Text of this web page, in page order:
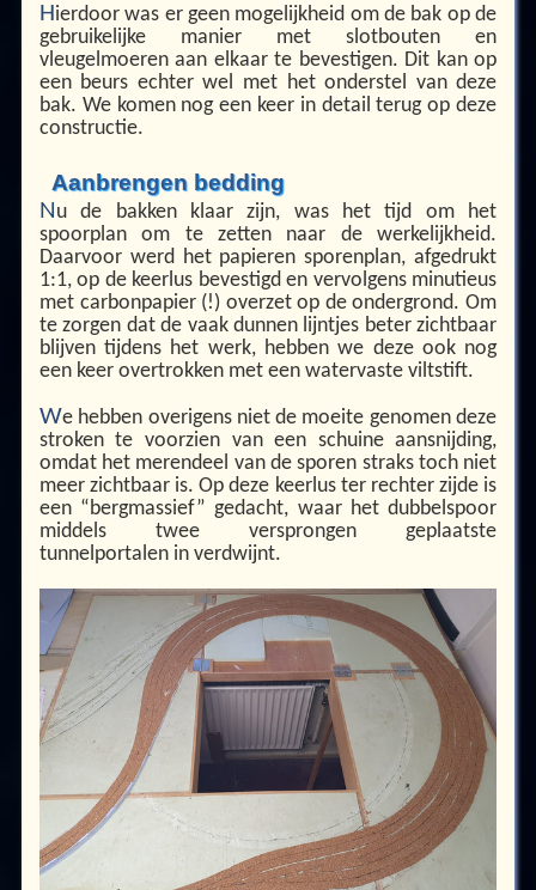
Hierdoor was er geen mogelijkheid om de bak op de
gebruikelijke manier met slotbouten en
vleugelmoeren aan elkaar te bevestigen. Dit kan op
een beurs echter wel met het onderstel van deze
bak. We komen nog een keer in detail terug op deze
constructie.
Aanbrengen bedding
Nu de bakken klaar zijn, was het tijd om het
spoorplan om te zetten naar de werkelijkheid.
Daarvoor werd het papieren sporenplan, afgedrukt
1:1, op de keerlus bevestigd en vervolgens minutieus
met carbonpapier (!) overzet op de ondergrond. Om
te zorgen dat de vaak dunnen lijntjes beter zichtbaar
blijven tijdens het werk, hebben we deze ook nog
een keer overtrokken met een watervaste viltstift.
We hebben overigens niet de moeite genomen deze
stroken te voorzien van een schuine aansnijding,
omdat het merendeel van de sporen straks toch niet
meer zichtbaar is. Op deze keerlus ter rechter zijde is
een “bergmassief” gedacht, waar het dubbelspoor
middels twee versprongen geplaatste
tunnelportalen in verdwijnt.